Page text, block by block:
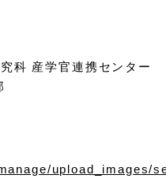
科 産学官連携センター
upload_images/